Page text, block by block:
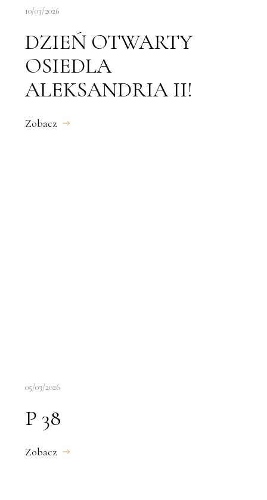
10/03/2026
DZIEŃ OTWARTY
OSIEDLA
ALEKSANDRIA II!
Zobacz
05/03/2026
P 38
Zobacz